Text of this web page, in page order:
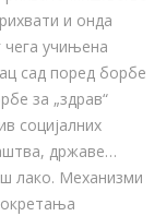
и онда
чега учињена
сад поред борбе
за „здрав“
социјалних
државе…
лако. Механизми